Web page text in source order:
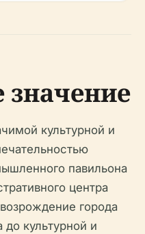
значение
культурной и
павильона
центра
города
культурной и